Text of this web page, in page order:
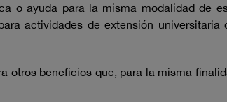
o ayuda para la misma modalidad de
actividades de extensión universitaria
otros beneficios que, para la misma